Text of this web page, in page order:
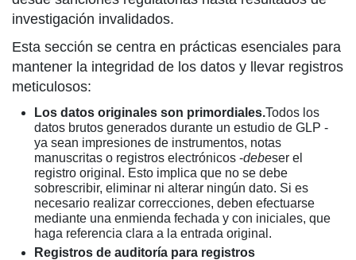
investigación invalidados.
Esta sección se centra en prácticas esenciales para
mantener la integridad de los datos y llevar registros
meticulosos:
Los datos originales son primordiales.Todos los
datos brutos generados durante un estudio de GLP -
ya sean impresiones de instrumentos, notas
manuscritas o registros electrónicos -debeser el
registro original. Esto implica que no se debe
sobrescribir, eliminar ni alterar ningún dato. Si es
necesario realizar correcciones, deben efectuarse
mediante una enmienda fechada y con iniciales, que
haga referencia clara a la entrada original.
Registros de auditoría para registros